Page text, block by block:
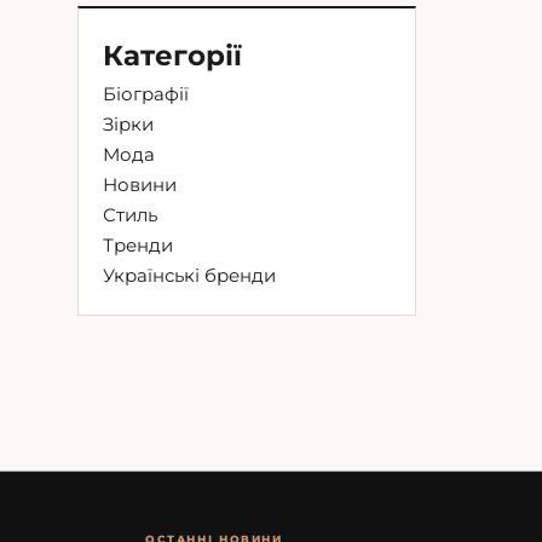
Категорії
Біографії
Зірки
Мода
Новини
Стиль
Тренди
Українські бренди
ОСТАННІ НОВИНИ